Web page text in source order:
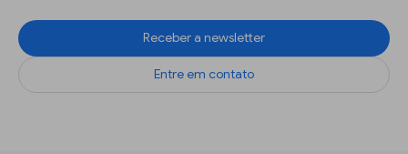
Receber a newsletter
Entre em contato